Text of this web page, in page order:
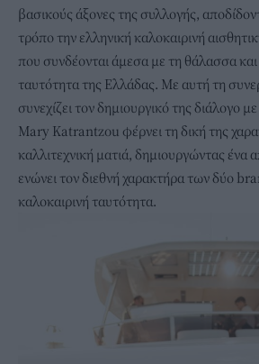
βασικούς άξονες της συλλογής,
τρόπο την ελληνική καλοκαιρινή
που συνδέονται άμεσα με τη θάλασσα και
ταυτότητα της Ελλάδας. Με αυτή τη
συνεχίζει τον δημιουργικό της διάλογο
Mary Katrantzou φέρνει τη δική της
καλλιτεχνική ματιά, δημιουργώντας ένα
ενώνει τον διεθνή χαρακτήρα των δύο
καλοκαιρινή ταυτότητα.